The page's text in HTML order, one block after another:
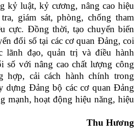
kỷ luật, kỷ cương, nâng cao hiệu
giám sát, phòng, chống tham
cực. Đồng thời, tạo chuyển biến
đổi số tại các cơ quan Đảng, coi
lãnh đạo, quản trị và điều hành
số với nâng cao chất lượng công
hợp, cải cách hành chính trong
dựng Đảng bộ các cơ quan Đảng
mạnh, hoạt động hiệu năng, hiệu
Thu Hương